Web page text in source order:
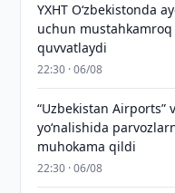
YXHT O‘zbekistonda
uchun
quvvatlaydi
22:30 · 06/08
“Uzbekistan Airports”
yo‘nalishida
muhokama qildi
22:30 · 06/08